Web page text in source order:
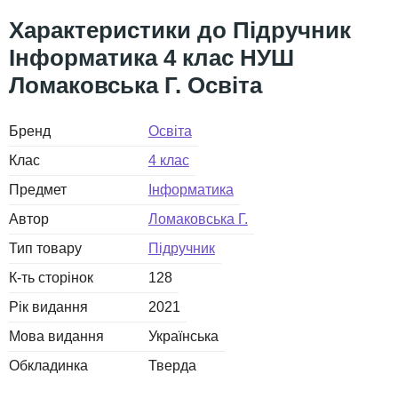
Підручник
Інформатика 4 клас НУШ
Ломаковська Г. Освіта
Бренд
Освіта
Клас
4 клас
Предмет
Інформатика
Автор
Ломаковська Г.
Тип товару
Підручник
К-ть сторінок
128
Рік видання
2021
Мова видання
Українська
Обкладинка
Тверда